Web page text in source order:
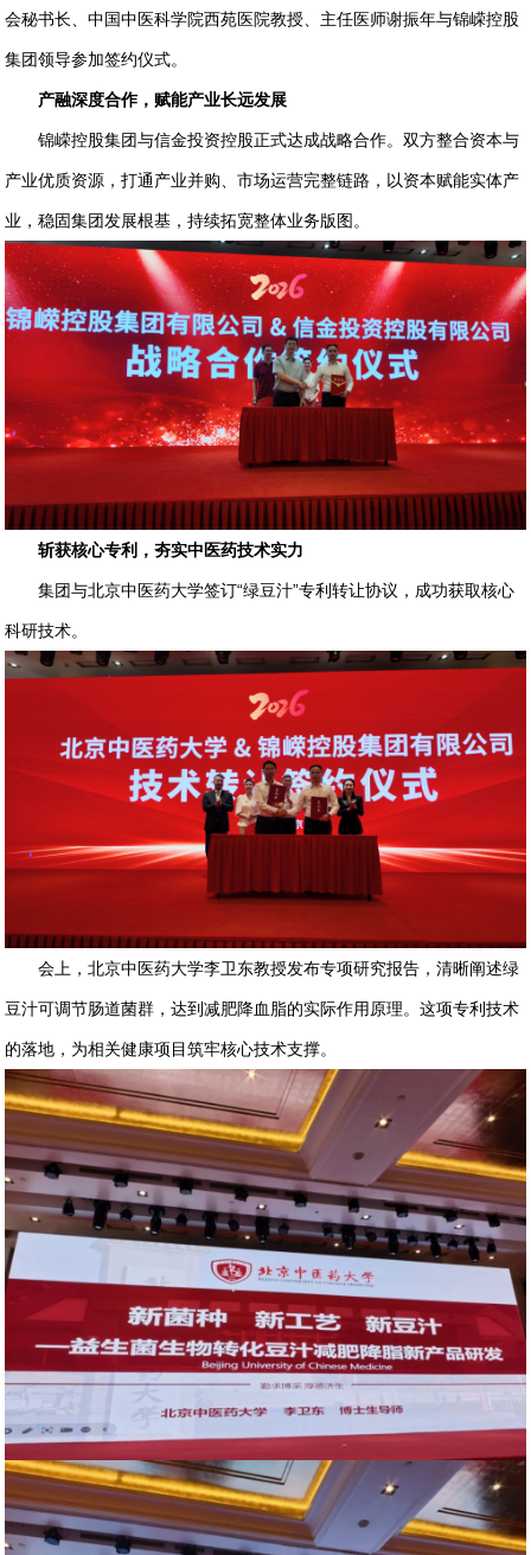
会秘书长、中国中医科学院西苑医院教授、主任医师谢振年与锦嵘控股
集团领导参加签约仪式。
产融深度合作，赋能产业长远发展
锦嵘控股集团与信金投资控股正式达成战略合作。双方整合资本与
产业优质资源，打通产业并购、市场运营完整链路，以资本赋能实体产
业，稳固集团发展根基，持续拓宽整体业务版图。
斩获核心专利，夯实中医药技术实力
集团与北京中医药大学签订“绿豆汁”专利转让协议，成功获取核心
科研技术。
会上，北京中医药大学李卫东教授发布专项研究报告，清晰阐述绿
豆汁可调节肠道菌群，达到减肥降血脂的实际作用原理。这项专利技术
的落地，为相关健康项目筑牢核心技术支撑。